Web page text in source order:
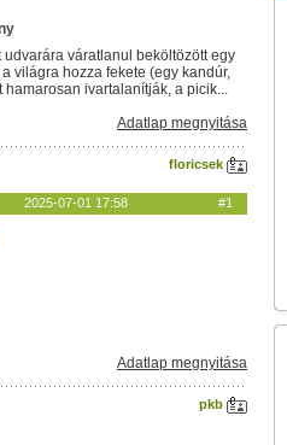
váratlanul beköltözött egy
világra hozza fekete (egy kandúr,
hamarosan ivartalanítják, a picik...
Adatlap megnyitása
floricsek
2025-07-01 17:58 #1
Adatlap megnyitása
pkb